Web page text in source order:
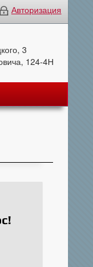
Авторизация
3
124-4Н